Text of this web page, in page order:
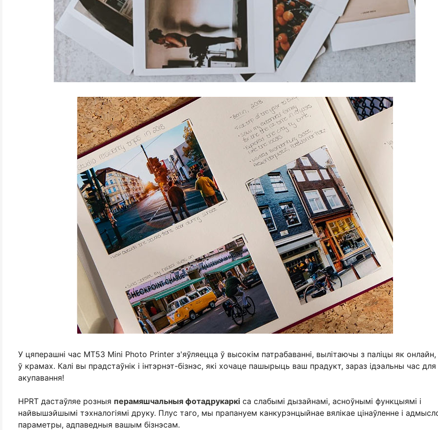
У цяперашні час MT53 Mini Photo Printer з'яўляецца ў высокім патрабаванні, вылітаючы з паліцы як онлайн,
ў крамах. Калі вы прадстаўнік і інтэрнэт-бізнэс, які хочаце пашырыць ваш прадукт, зараз ідэальны час для
акупавання!
HPRT дастаўляе розныя перамяшчальныя фотадрукаркі са слабымі дызайнамі, асноўнымі функцыямі і
найвышэйшымі тэхналогіямі друку. Плус таго, мы прапануем канкурэнцыйнае вялікае цінаўленне і
параметры, адпаведныя вашым бізнэсам.